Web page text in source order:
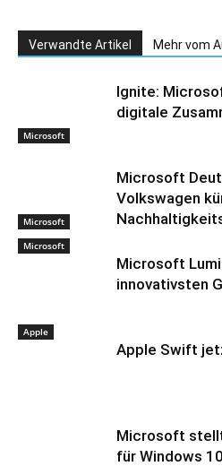
Verwandte Artikel Mehr vom
Microsoft
Ignite:
digitale
Microsoft
Microsoft
Volkswagen
Microsoft
Microsoft
innovativsten
Apple
Apple Swift
Microsoft
für Windows